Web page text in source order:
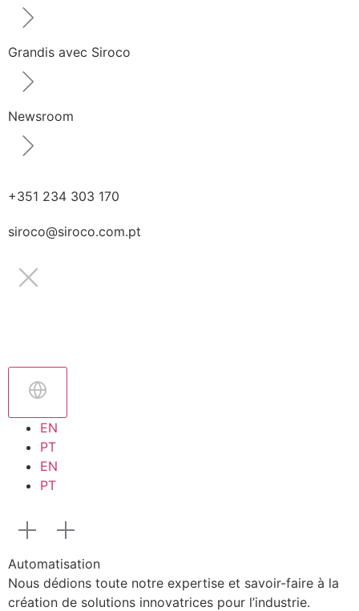
Grandis avec Siroco
Newsroom
+351 234 303 170
siroco@siroco.com.pt
EN
PT
EN
PT
Automatisation
Nous dédions toute notre expertise et savoir-faire à la
création de solutions innovatrices pour l’industrie.